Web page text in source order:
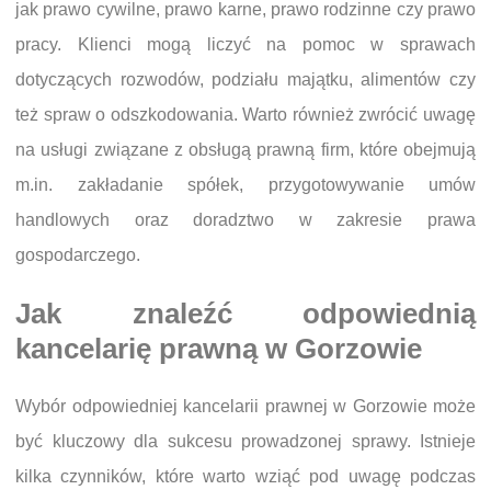
jak prawo cywilne, prawo karne, prawo rodzinne czy prawo
pracy. Klienci mogą liczyć na pomoc w sprawach
dotyczących rozwodów, podziału majątku, alimentów czy
też spraw o odszkodowania. Warto również zwrócić uwagę
na usługi związane z obsługą prawną firm, które obejmują
m.in. zakładanie spółek, przygotowywanie umów
handlowych oraz doradztwo w zakresie prawa
gospodarczego.
Jak znaleźć odpowiednią
kancelarię prawną w Gorzowie
Wybór odpowiedniej kancelarii prawnej w Gorzowie może
być kluczowy dla sukcesu prowadzonej sprawy. Istnieje
kilka czynników, które warto wziąć pod uwagę podczas